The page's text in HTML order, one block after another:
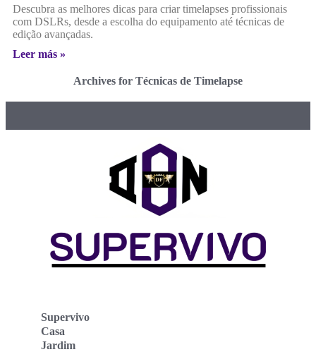
Descubra as melhores dicas para criar timelapses profissionais
com DSLRs, desde a escolha do equipamento até técnicas de
edição avançadas.
Leer más »
Archives for Técnicas de Timelapse
Supervivo
Casa
Jardim